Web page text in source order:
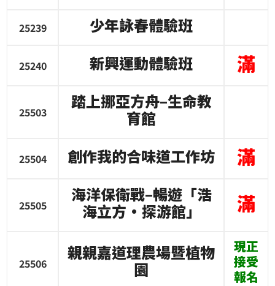
25239 少年詠春體驗班
25240 新興運動體驗班 滿
25503
踏上挪亞方舟–生命教
育館
25504 創作我的合味道工作坊 滿
25505
海洋保衛戰–暢遊「浩
海立方 • 探游館」 滿
25506
親親嘉道理農場暨植物
園
現正
接受
報名